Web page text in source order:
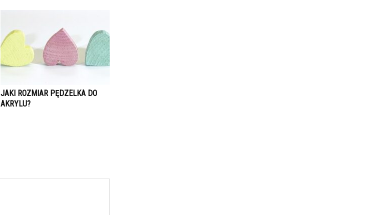
JAKI ROZMIAR PĘDZELKA DO
AKRYLU?